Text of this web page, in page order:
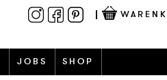
JOBS SHOP